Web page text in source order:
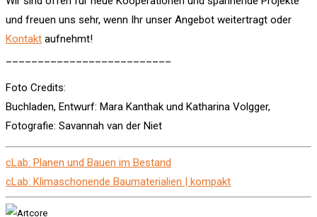
und freuen uns sehr, wenn Ihr unser Angebot weitertragt oder
Kontakt aufnehmt!
Foto Credits:
Buchladen, Entwurf: Mara Kanthak und Katharina Volgger,
Fotografie: Savannah van der Niet
cLab: Planen und Bauen im Bestand
cLab: Klimaschonende Baumaterialien | kompakt